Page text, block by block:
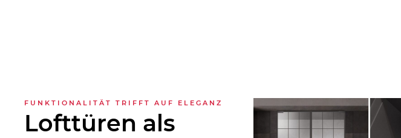
FUNKTIONALITÄT TRIFFT AUF ELEGANZ
Lofttüren als